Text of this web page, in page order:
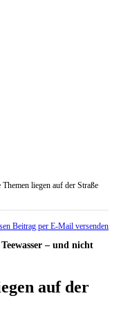
Themen liegen auf der Straße
Beitrag per E-Mail versenden
– und nicht
auf der